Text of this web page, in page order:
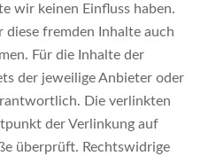
wir keinen Einfluss haben.
diese fremden Inhalte auch
Für die Inhalte der
der jeweilige Anbieter oder
Die verlinkten
der Verlinkung auf
überprüft. Rechtswidrige